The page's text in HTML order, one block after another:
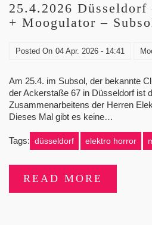
25.4.2026
+ Moogulator –
Posted On 04 Apr. 2026 - 14:41
Am 25.4. im Subsol, der bekannte
der Ackerstaße 67 in Düsseldorf ist
Zusammenarbeitens der Herren
Dieses Mal gibt es keine…
Tags: düsseldorf elektro horror
READ MORE